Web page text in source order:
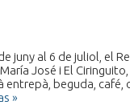
juny al 6 de juliol, el
José i El
entrepà, beguda, café,
»